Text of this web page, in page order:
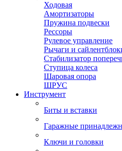
Ходовая
Амортизаторы
Пружина подвески
Рессоры
Рулевое управление
Рычаги и
Стабилизатор
Ступица колеса
Шаровая опора
ШРУС
Инструмент
Биты и вставки
Гаражные
Ключи и головки